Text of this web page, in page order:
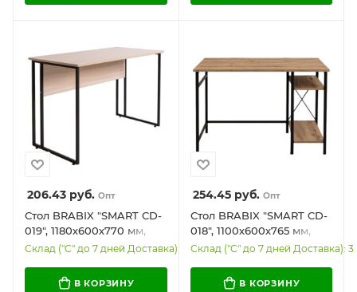
206.43 руб. Опт
Стол BRABIX "SMART CD-
019", 1180х600х770 мм,
ЛОФТ, металл/ЛДСП
каркас черный, 641947
Склад ("С" до 7 дней Доставка): 13
В КОРЗИНУ
254.45руб. Опт
Стол BRABIX "SMART CD-
018", 1100х600х765 мм,
ЛОФТ, 2 полки, металл/
черный, 641946
Склад ("С" до 7 дней Доставка): 3
В КОРЗИНУ